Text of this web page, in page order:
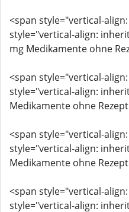
<span style="vertical-
style="vertical-align:
mg Medikamente ohne
<span style="vertical-
style="vertical-align:
Medikamente ohne
<span style="vertical-
style="vertical-align:
Medikamente ohne
<span style="vertical-
style="vertical-align: